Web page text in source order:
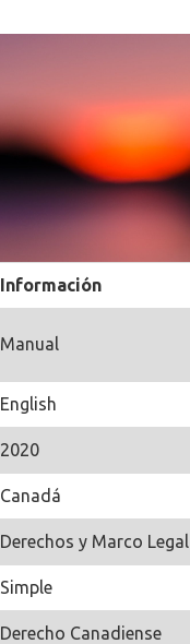
Información
Manual
English
2020
Canadá
Derechos y Marco Legal
Simple
Derecho Canadiense